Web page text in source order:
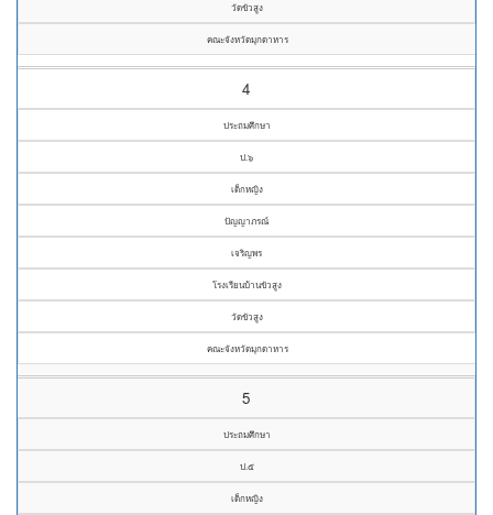
วัดขัวสูง
คณะจังหวัดมุกดาหาร
4
ประถมศึกษา
ป.๖
เด็กหญิง
ปัญญาภรณ์
เจริญพร
โรงเรียนบ้านขัวสูง
วัดขัวสูง
คณะจังหวัดมุกดาหาร
5
ประถมศึกษา
ป.๕
เด็กหญิง